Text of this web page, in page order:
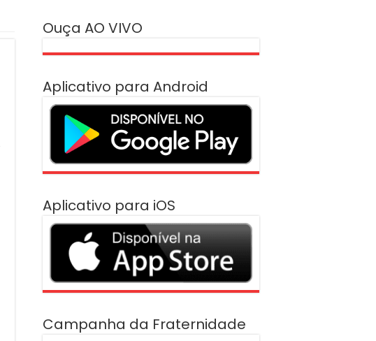
Ouça AO VIVO
Aplicativo para Android
Aplicativo para iOS
Campanha da Fraternidade